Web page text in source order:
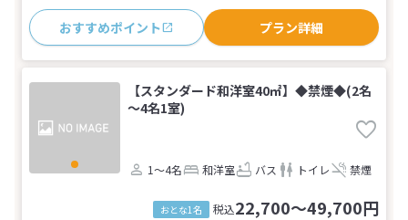
おすすめポイント プラン詳細
【スタンダード和洋室40㎡】◆禁煙◆(2名
～4名1室)
1～4名 和洋室 バス トイレ 禁煙
おとな1名 税込22,700～49,700円